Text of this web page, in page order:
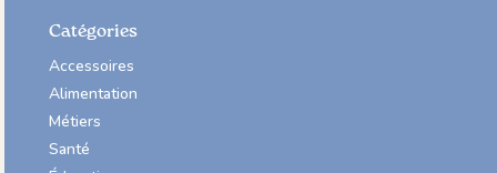
Catégories
Accessoires
Alimentation
Métiers
Santé